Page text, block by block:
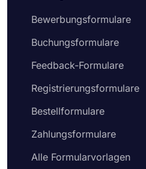
Bewerbungsformulare
Buchungsformulare
Feedback-Formulare
Registrierungsformulare
Bestellformulare
Zahlungsformulare
Alle Formularvorlagen